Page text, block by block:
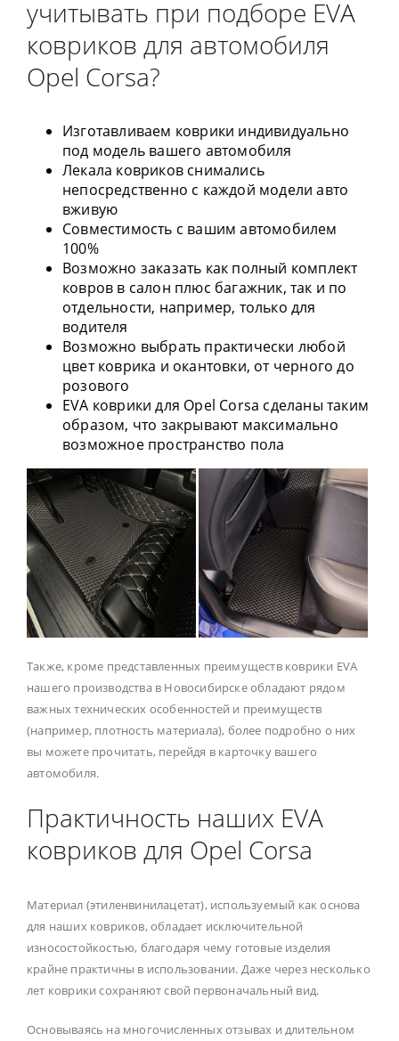
учитывать при подборе EVA
ковриков для автомобиля
Opel Corsa?
Изготавливаем коврики индивидуально
под модель вашего автомобиля
Лекала ковриков снимались
непосредственно с каждой модели авто
вживую
Совместимость с вашим автомобилем
100%
Возможно заказать как полный комплект
ковров в салон плюс багажник, так и по
отдельности, например, только для
водителя
Возможно выбрать практически любой
цвет коврика и окантовки, от черного до
розового
EVA коврики для Opel Corsa сделаны таким
образом, что закрывают максимально
возможное пространство пола
Также, кроме представленных преимуществ коврики EVA
нашего производства в Новосибирске обладают рядом
важных технических особенностей и преимуществ
(например, плотность материала), более подробно о них
вы можете прочитать, перейдя в карточку вашего
автомобиля.
Практичность наших EVA
ковриков для Opel Corsa
Материал (этиленвинилацетат), используемый как основа
для наших ковриков, обладает исключительной
износостойкостью, благодаря чему готовые изделия
крайне практичны в использовании. Даже через несколько
лет коврики сохраняют свой первоначальный вид.
Основываясь на многочисленных отзывах и длительном